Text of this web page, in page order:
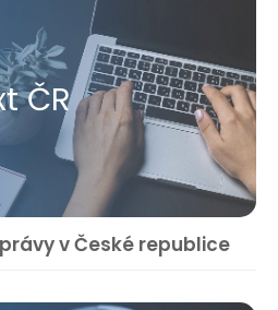
ČR
v České republice